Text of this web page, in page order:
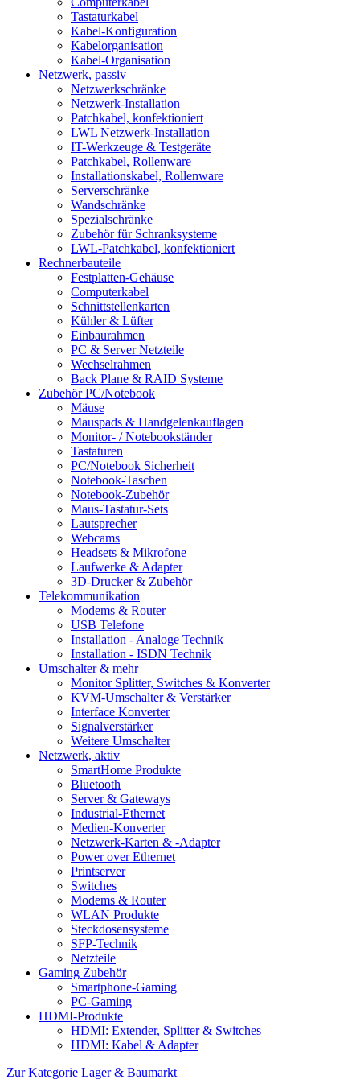
Tastaturkabel
Kabel-Konfiguration
Kabelorganisation
Kabel-Organisation
Netzwerk, passiv
Netzwerkschränke
Netzwerk-Installation
Patchkabel, konfektioniert
LWL Netzwerk-Installation
IT-Werkzeuge & Testgeräte
Patchkabel, Rollenware
Installationskabel, Rollenware
Serverschränke
Wandschränke
Spezialschränke
Zubehör für Schranksysteme
LWL-Patchkabel, konfektioniert
Rechnerbauteile
Festplatten-Gehäuse
Computerkabel
Schnittstellenkarten
Kühler & Lüfter
Einbaurahmen
PC & Server Netzteile
Wechselrahmen
Back Plane & RAID Systeme
Zubehör PC/Notebook
Mäuse
Mauspads & Handgelenkauflagen
Monitor- / Notebookständer
Tastaturen
PC/Notebook Sicherheit
Notebook-Taschen
Notebook-Zubehör
Maus-Tastatur-Sets
Lautsprecher
Webcams
Headsets & Mikrofone
Laufwerke & Adapter
3D-Drucker & Zubehör
Telekommunikation
Modems & Router
USB Telefone
Installation - Analoge Technik
Installation - ISDN Technik
Umschalter & mehr
Monitor Splitter, Switches & Konverter
KVM-Umschalter & Verstärker
Interface Konverter
Signalverstärker
Weitere Umschalter
Netzwerk, aktiv
SmartHome Produkte
Bluetooth
Server & Gateways
Industrial-Ethernet
Medien-Konverter
Netzwerk-Karten & -Adapter
Power over Ethernet
Printserver
Switches
Modems & Router
WLAN Produkte
Steckdosensysteme
SFP-Technik
Netzteile
Gaming Zubehör
Smartphone-Gaming
PC-Gaming
HDMI-Produkte
HDMI: Extender, Splitter & Switches
HDMI: Kabel & Adapter
Zur Kategorie Lager & Baumarkt